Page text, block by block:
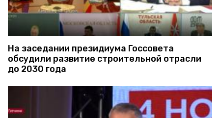
На заседании президиума Госсовета
обсудили развитие строительной отрасли
до 2030 года